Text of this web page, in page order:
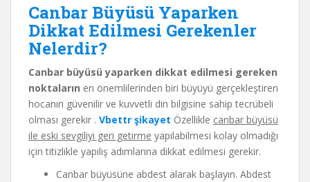
Canbar Büyüsü Yaparken
Dikkat Edilmesi Gerekenler
Nelerdir?
Canbar büyüsü yaparken dikkat edilmesi gereken
noktaların en önemlilerinden biri büyüyü gerçekleştiren
hocanın güvenilir ve kuvvetli din bilgisine sahip tecrübeli
olması gerekir . Vbettr şikayet Özellikle canbar büyüsü
ile eski sevgiliyi geri getirme yapılabilmesi kolay olmadığı
için titizlikle yapılış adımlarına dikkat edilmesi gerekir.
Canbar büyüsüne abdest alarak başlayın. Abdest